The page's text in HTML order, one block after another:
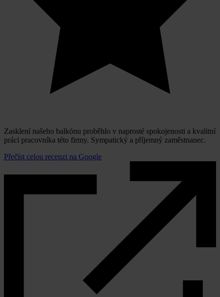
Zasklení našeho balkónu proběhlo v naprosté spokojenosti a kvalitní
práci pracovníka této firmy. Sympatický a příjemný zaměstnanec.
Přečíst celou recenzi na Google